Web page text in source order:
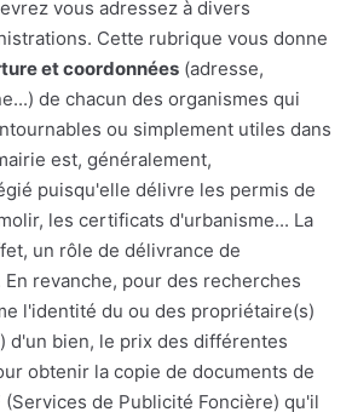
vous adressez à divers
Cette rubrique vous donne
et coordonnées (adresse,
de chacun des organismes qui
ou simplement utiles dans
est, généralement,
puisqu'elle délivre les permis de
les certificats d'urbanisme... La
un rôle de délivrance de
revanche, pour des recherches
l'identité du ou des propriétaire(s)
d'un bien, le prix des différentes
obtenir la copie de documents de
(Services de Publicité Foncière) qu'il